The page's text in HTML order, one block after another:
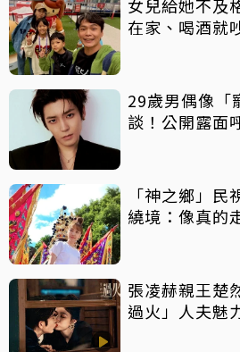
女兒給她不及
在家、喝酒就
29歲男偶像「
談！公開露面
「神之鄉」
繞境：像真的
張凌赫親王楚
過火」人夫魅